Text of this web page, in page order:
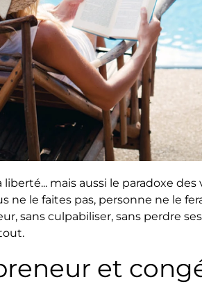
liberté... mais aussi le paradoxe
ne le faites pas, personne ne le
sans culpabiliser, sans perdre
et